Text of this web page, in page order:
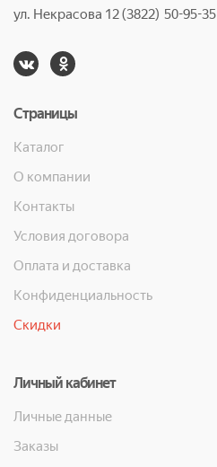
ул. Некрасова 12 (3822) 50-95-35
Страницы
Каталог
О компании
Контакты
Условия договора
Оплата и доставка
Конфиденциальность
Скидки
Личный кабинет
Личные данные
Заказы